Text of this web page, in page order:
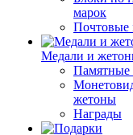
марок
Почтовые
Медали и
Памятные
жетоны
Награды